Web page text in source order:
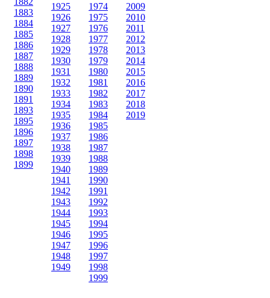
1883
1884
1885
1886
1887
1888
1889
1890
1891
1893
1895
1896
1897
1898
1899
1925
1926
1927
1928
1929
1930
1931
1932
1933
1934
1935
1936
1937
1938
1939
1940
1941
1942
1943
1944
1945
1946
1947
1948
1949
1974
1975
1976
1977
1978
1979
1980
1981
1982
1983
1984
1985
1986
1987
1988
1989
1990
1991
1992
1993
1994
1995
1996
1997
1998
1999
2009
2010
2011
2012
2013
2014
2015
2016
2017
2018
2019